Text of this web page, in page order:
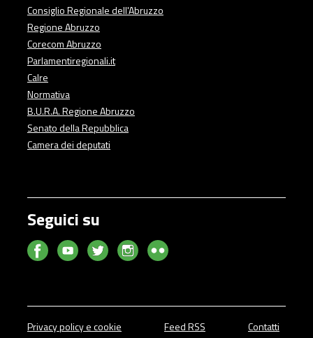
Consiglio Regionale dell'Abruzzo
Regione Abruzzo
Corecom Abruzzo
Parlamentiregionali.it
Calre
Normativa
B.U.R.A. Regione Abruzzo
Senato della Repubblica
Camera dei deputati
Seguici su
Privacy policy e cookie Feed RSS Contatti